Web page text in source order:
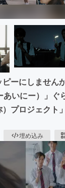
ーにしません
いにー）」ぐ
プロジェクト
埋め込み